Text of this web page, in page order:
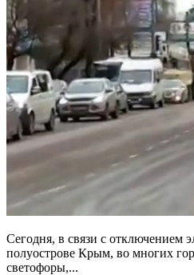
Сегодня, в связи с отключением
полуострове Крым, во многих
светофоры,...